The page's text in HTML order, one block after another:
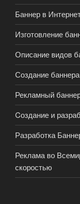
Баннер в
Изготовление
Описание видов
Создание
Рекламный
Cоздание и
Разработка
Реклама во
скоростью